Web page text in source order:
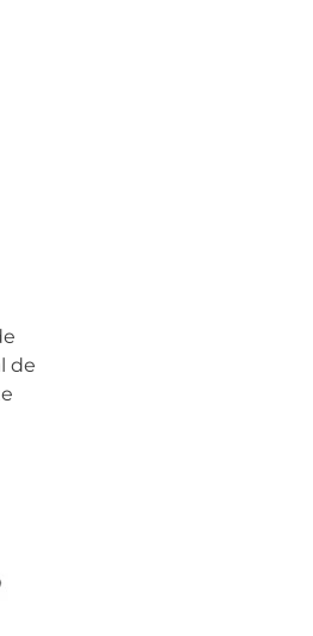
de